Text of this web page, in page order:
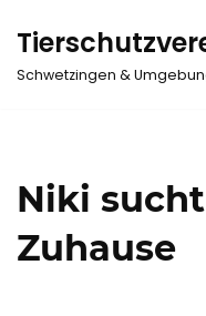
Zum
Inhalt
Schwetzingen &
Niki
Zuhause